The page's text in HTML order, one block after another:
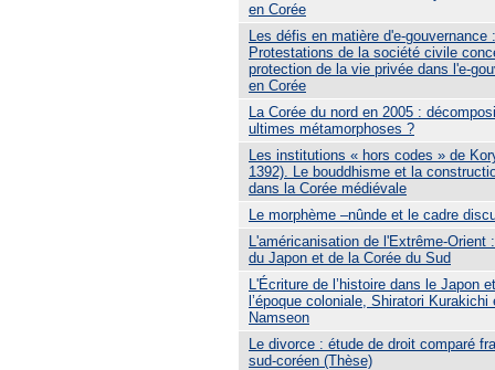
en Corée
Les défis en matière d'e-gouvernance :
Protestations de la société civile
protection de la vie privée dans l'e-
en Corée
La Corée du nord en 2005 :
ultimes métamorphoses ?
Les institutions « hors codes » de
1392). Le bouddhisme et la
dans la Corée médiévale
Le morphème –nûnde et le cadre
L'américanisation de l'Extrême-Orient
du Japon et de la Corée du Sud
L'Écriture de l’histoire dans le Japon
l’époque coloniale, Shiratori Kurakichi
Namseon
Le divorce : étude de droit comparé
sud-coréen (Thèse)